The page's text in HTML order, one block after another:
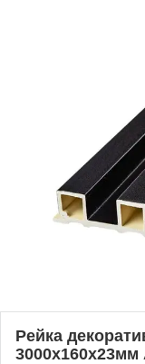
Рейка
3000х160х23мм